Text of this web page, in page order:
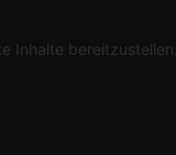
die Keimung nicht
auch nicht zur
Inhalte